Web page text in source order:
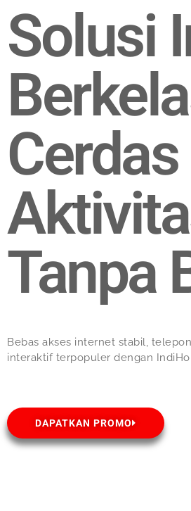
Solusi
Tanpa
Bebas akses internet stabil,
interaktif terpopuler dengan
DAPATKAN PROMO